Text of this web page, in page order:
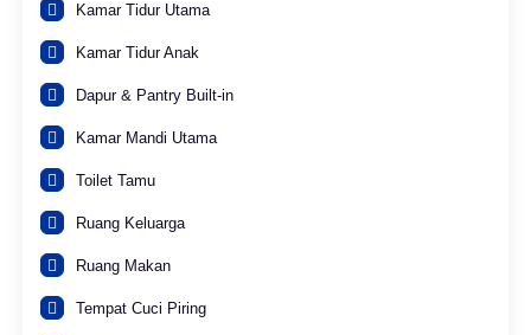
Kamar Tidur Utama
Kamar Tidur Anak
Dapur & Pantry Built-in
Kamar Mandi Utama
Toilet Tamu
Ruang Keluarga
Ruang Makan
Tempat Cuci Piring